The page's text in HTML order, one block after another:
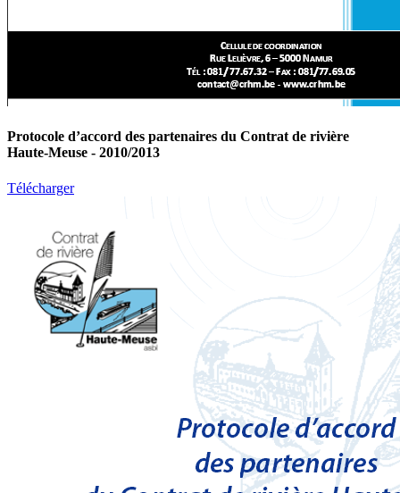
Protocole d’accord des partenaires du Contrat de rivière
Haute-Meuse - 2010/2013
Télécharger